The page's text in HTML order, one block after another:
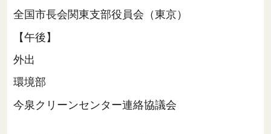
全国市長会関東支部役員会（東京）
【午後】
外出
環境部
今泉クリーンセンター連絡協議会